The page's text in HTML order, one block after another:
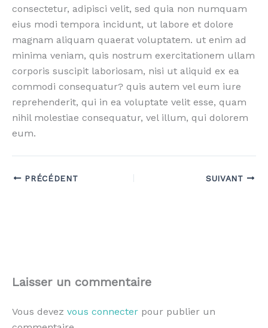
consectetur, adipisci velit, sed quia non numquam
eius modi tempora incidunt, ut labore et dolore
magnam aliquam quaerat voluptatem. ut enim ad
minima veniam, quis nostrum exercitationem ullam
corporis suscipit laboriosam, nisi ut aliquid ex ea
commodi consequatur? quis autem vel eum iure
reprehenderit, qui in ea voluptate velit esse, quam
nihil molestiae consequatur, vel illum, qui dolorem
eum.
PRÉCÉDENT SUIVANT
Laisser un commentaire
Vous devez vous connecter pour publier un